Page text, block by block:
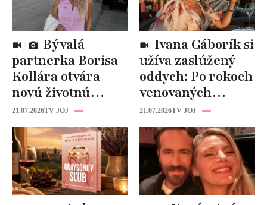
partnerka Borisa
Kollára otvára
novú životnú
kapitolu: Laura
Vizváryová ide
pomáhať ženám
21.07.2026TV JOJ
užíva zaslúžený
oddych: Po rokoch
venovaných
rodine prišiel čas
na seba
21.07.2026TV JOJ